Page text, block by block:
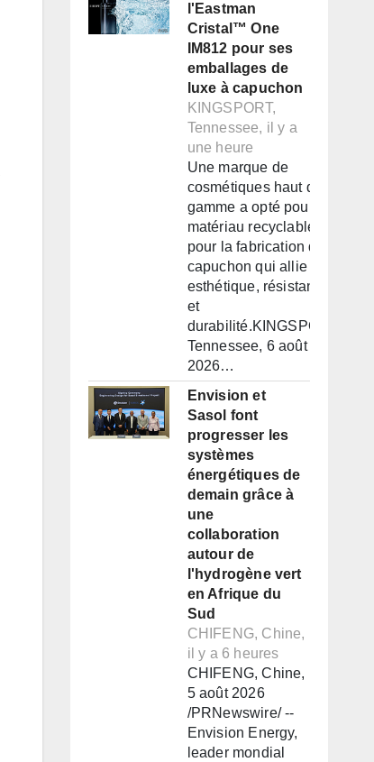
l'Eastman
Cristal™ One
IM812 pour ses
emballages de
luxe à capuchon
KINGSPORT,
Tennessee, il y a
une heure
Une marque de
cosmétiques haut de
gamme a opté pour un
matériau recyclable
pour la fabrication d'un
capuchon qui allie
esthétique, résistance
et
durabilité.KINGSPORT,
Tennessee, 6 août
2026…
Envision et
Sasol font
progresser les
systèmes
énergétiques de
demain grâce à
une
collaboration
autour de
l'hydrogène vert
en Afrique du
Sud
CHIFENG, Chine,
il y a 6 heures
CHIFENG, Chine,
5 août 2026
/PRNewswire/ --
Envision Energy,
leader mondial